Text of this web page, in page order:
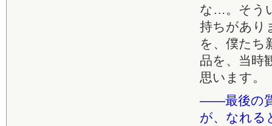
な…。そう
持ちがあり
を、僕たち
品を、当時
思います。
――最後の
が、なれる